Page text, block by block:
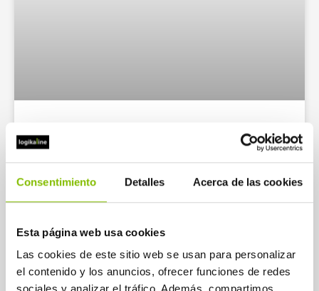
Consentimiento Detalles Acerca de las cookies
Esta página web usa cookies
Las cookies de este sitio web se usan para personalizar
el contenido y los anuncios, ofrecer funciones de redes
Campanha de lançamento
LEER MÁS
ADMINISTRAÇÃO